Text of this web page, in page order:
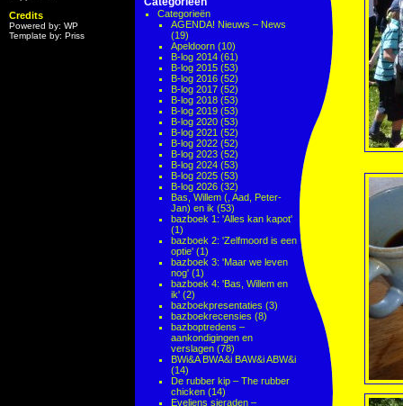
Credits
Powered by: WP
Template by: Priss
Categorieën
AGENDA! Nieuws – News
(19)
Apeldoorn (10)
B-log 2014 (61)
B-log 2015 (53)
B-log 2016 (52)
B-log 2017 (52)
B-log 2018 (53)
B-log 2019 (53)
B-log 2020 (53)
B-log 2021 (52)
B-log 2022 (52)
B-log 2023 (52)
B-log 2024 (53)
B-log 2025 (53)
B-log 2026 (32)
Bas, Willem (, Aad, Peter-
Jan) en ik (53)
bazboek 1: 'Alles kan kapot'
(1)
bazboek 2: 'Zelfmoord is een
optie' (1)
bazboek 3: 'Maar we leven
nog' (1)
bazboek 4: 'Bas, Willem en
ik' (2)
bazboekpresentaties (3)
bazboekrecensies (8)
bazboptredens –
aankondigingen en
verslagen (78)
BWi&A BWA&i BAW&i ABW&i
(14)
De rubber kip – The rubber
chicken (14)
Eveliens sieraden –